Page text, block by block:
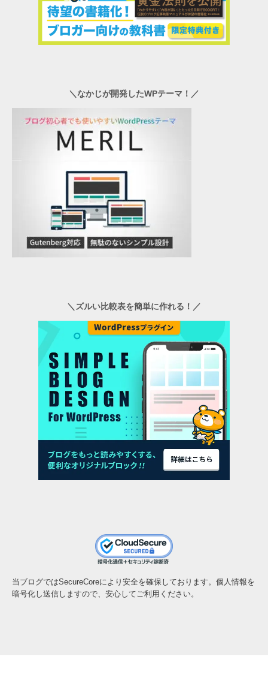
＼なかじが開発したWPテーマ！／
＼ズルい比較表を簡単に作れる！／
当ブログではSecureCoreにより安全を確保しております。個人情報を
暗号化し送信しますので、安心してご利用ください。